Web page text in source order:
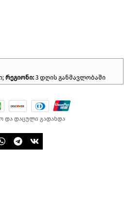
რეგიონი: 3 დღის განმავლობაში
და დაცული გადახდა